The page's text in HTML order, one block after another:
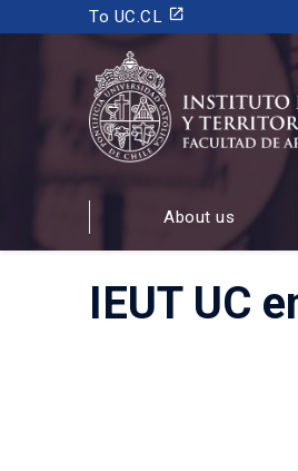
To UC.CL launch
INSTITUTO DE
Y TERRITORIALES
FACULTAD DEAbout us
IEUT UC